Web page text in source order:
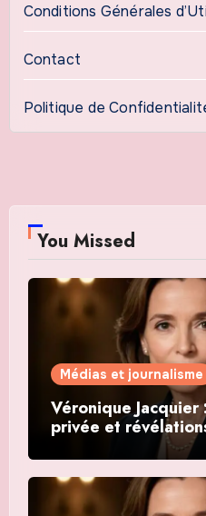
Conditions Générales
Contact
Politique de
You Missed
Médias et journalisme
Véronique Jacquier
privée et